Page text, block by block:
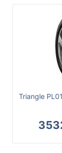
Triangle